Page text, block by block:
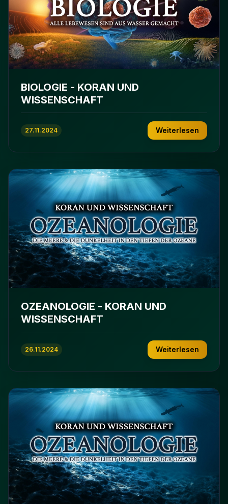
BIOLOGIE - KORAN UND
WISSENSCHAFT
27.11.2024 Weiterlesen
OZEANOLOGIE - KORAN UND
WISSENSCHAFT
26.11.2024 Weiterlesen